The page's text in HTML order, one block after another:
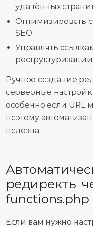
удалённых
Оптимизировать
SEO;
Управлять
реструктуризации.
Ручное создание
серверные
особенно если URL
поэтому
полезна.
редиректы
functions.php
Если вам нужно